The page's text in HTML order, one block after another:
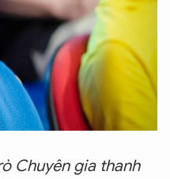
Chuyên gia thanh